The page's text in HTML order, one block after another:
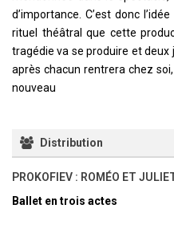
d’importance. C’est donc
rituel théâtral que cette
tragédie va se produire et deux
après chacun rentrera chez
nouveau
Distribution
PROKOFIEV : ROMÉO ET
Ballet en trois actes